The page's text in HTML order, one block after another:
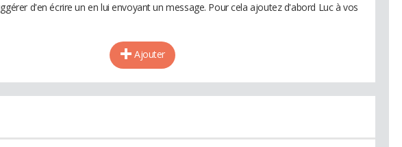
d'en écrire un en lui envoyant un message. Pour cela ajoutez d'abord Luc à vos
Ajouter